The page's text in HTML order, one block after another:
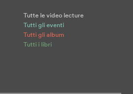
Tutte le video lecture
Tutti gli eventi
Tutti gli album
Tutti i libri